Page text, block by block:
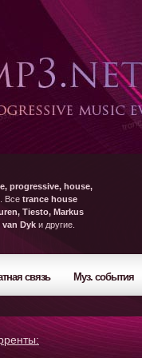
progressive, house,
Все trance house
Tiesto, Markus
van Dyk и другие.
связь Муз. события